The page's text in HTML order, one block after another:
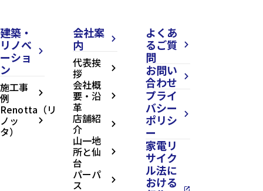
建築・
リノベ
ーショ
ン
arrow_forward_ios
施工事
例 arrow_forward_ios
Renotta（リ
ノッ
タ）
arrow_forward_ios
会社案
内
arrow_forward_ios
代表挨
拶 arrow_forward_ios
会社概
要・沿
革
arrow_forward_ios
店舗紹
介 arrow_forward_ios
山一地
所と仙
台
arrow_forward_ios
パーパ
ス arrow_forward_ios
よくあ
るご質
問
arrow_forward_ios
お問い
合わせ
arrow_forward_ios
プライ
バシー
ポリシ
ー
arrow_forward_ios
家電リ
サイク
ル法に
おける
open_in_new